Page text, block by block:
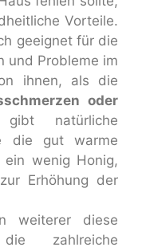
Vorteile.
geeignet für die
und Probleme im
ihnen, als die
oder
natürliche
die gut warme
ein wenig Honig,
Erhöhung der
weiterer diese
die zahlreiche